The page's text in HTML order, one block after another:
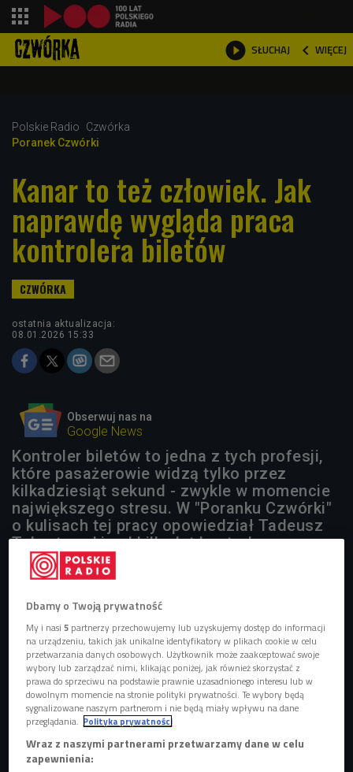
 SŁUCHAJ  WIĘCEJ

Polskie Radio
Czwórka
Poranek Czwórki
Kanar to też człowiek. Jak
naprawdę wygląda praca
kontrolera biletów
ostatnia aktualizacja:
08.01.2026 15:33
Obserwuj nas na
Google News
Kontroler biletów to jedna z tych profesji,
które pasażerowie widzą tylko przez
kilkadziesiąt sekund - zwykle w momencie
największego stresu. W "Poranku Czwórki"
o kulisach tej pracy opowiedział Tadeusz
Tabortowski, od kilku lat kontroler
warszawskiego transportu publicznego.
Dbamy o Twoją prywatność
My i nasi5 partnerzy przechowujemy lub uzyskujemy dostęp do informacji
na urządzeniu, takich jak unikalne identyfikatory w plikach cookie w celu
przetwarzania danych osobowych. Użytkownik może zaakceptować swoje
wybory lub zarządzać nimi, klikając poniżej, jak również skorzystać z
prawa do sprzeciwu na podstawie prawnie uzasadnionego interesu lub w
dowolnym momencie na stronie polityki prywatności. Te wybory będą
sygnalizowane naszym partnerom i nie będą miały wpływu na dane
przeglądania. Polityka prywatności
Wraz z naszymi partnerami przetwarzamy dane w celu
zapewnienia: